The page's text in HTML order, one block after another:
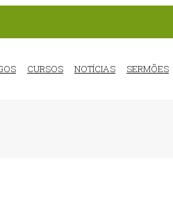
CURSOS NOTÍCIAS SERMÕES